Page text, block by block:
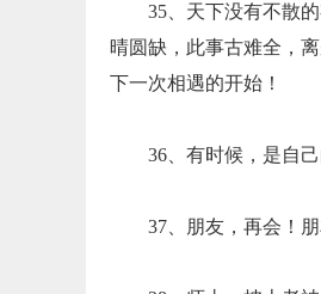
35、天下没有不散
晴圆缺，此事古难全，
下一次相遇的开始！
36、有时候，是自
37、朋友，再会！